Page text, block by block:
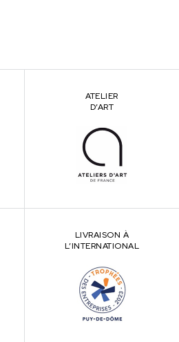
ATELIER
D’ART
LIVRAISON À
L’INTERNATIONAL